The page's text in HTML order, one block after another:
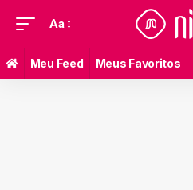
Aa
Meu Feed Meus Favoritos